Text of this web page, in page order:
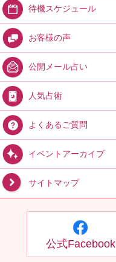
待機スケジュール
お客様の声
公開メール占い
人気占術
よくあるご質問
イベントアーカイブ
サイトマップ
公式Facebook